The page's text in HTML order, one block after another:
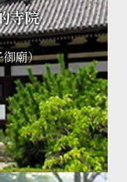
寺院
廟）